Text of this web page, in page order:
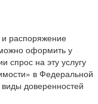
и распоряжение
оформить у
спрос на эту услугу
в Федеральной
доверенностей